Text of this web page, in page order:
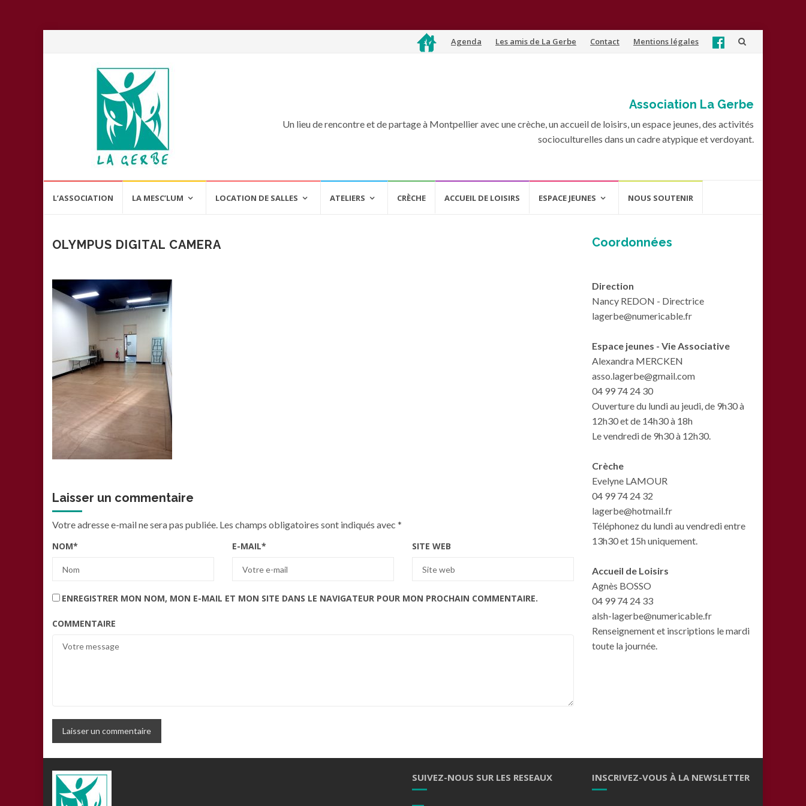
Aller Agenda Les amis de La Gerbe Contact Mentions légales
Association La Gerbe
Un lieu de rencontre et de partage à Montpellier avec une crèche, un accueil de loisirs, un espace jeunes, des activités
socioculturelles dans un cadre atypique et verdoyant.
L’ASSOCIATION LA MESC’LUM LOCATION DE SALLES ATELIERS CRÈCHE ACCUEIL DE LOISIRS ESPACE JEUNES NOUS SOUTENIR
OLYMPUS DIGITAL CAMERA
Laisser un commentaire
Votre adresse e-mail ne sera pas publiée. Les champs obligatoires sont indiqués avec *
NOM* E-MAIL* SITE WEB
ENREGISTRER MON NOM, MON E-MAIL ET MON SITE DANS LE NAVIGATEUR POUR MON PROCHAIN COMMENTAIRE.
COMMENTAIRE
Coordonnées
Direction
Nancy REDON - Directrice
lagerbe@numericable.fr
Espace jeunes - Vie Associative
Alexandra MERCKEN
asso.lagerbe@gmail.com
04 99 74 24 30
Ouverture du lundi au jeudi, de 9h30 à
12h30 et de 14h30 à 18h
Le vendredi de 9h30 à 12h30.
Crèche
Evelyne LAMOUR
04 99 74 24 32
lagerbe@hotmail.fr
Téléphonez du lundi au vendredi entre
13h30 et 15h uniquement.
Accueil de Loisirs
Agnès BOSSO
04 99 74 24 33
alsh-lagerbe@numericable.fr
Renseignement et inscriptions le mardi
toute la journée.
SUIVEZ-NOUS SUR LES RESEAUX INSCRIVEZ-VOUS À LA NEWSLETTER